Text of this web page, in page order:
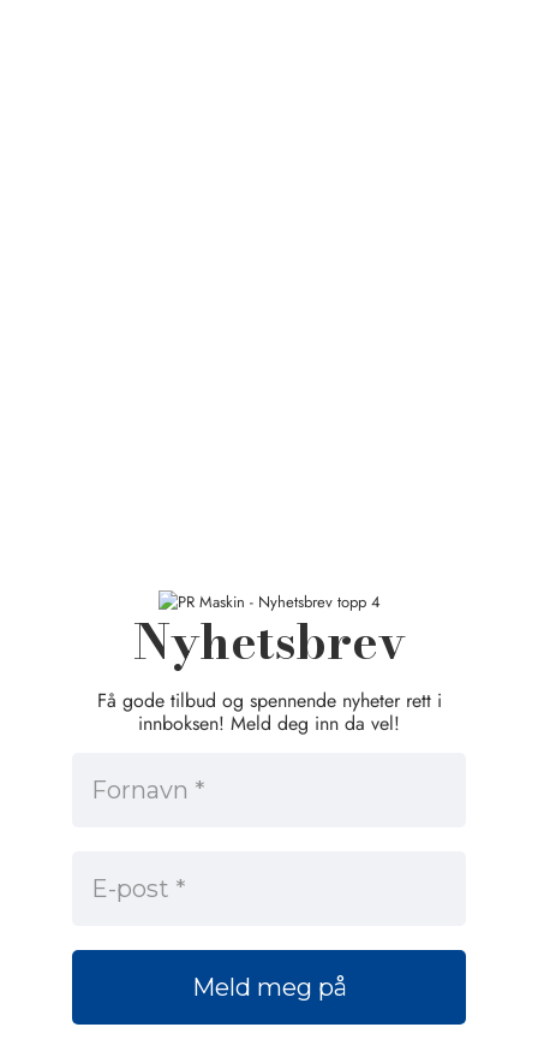
Nyhetsbrev
Få gode tilbud og spennende nyheter rett i
innboksen! Meld deg inn da vel!